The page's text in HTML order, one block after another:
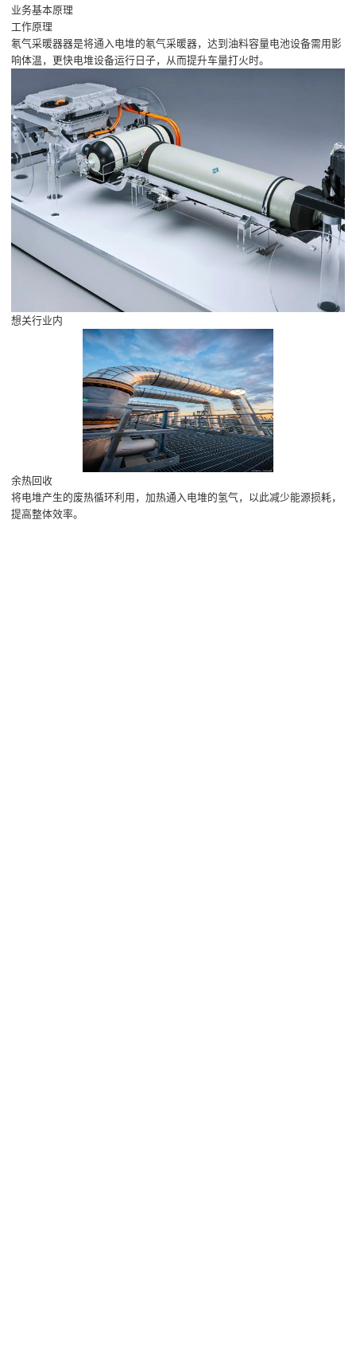
业务基本原理
工作原理
氡气采暖器器是将通入电堆的氡气采暖器，达到油料容量电池设备需用影
响体温，更快电堆设备运行日子，从而提升车量打火时。
想关行业内
余热回收
将电堆产生的废热循环利用，加热通入电堆的氢气，以此减少能源损耗，
提高整体效率。